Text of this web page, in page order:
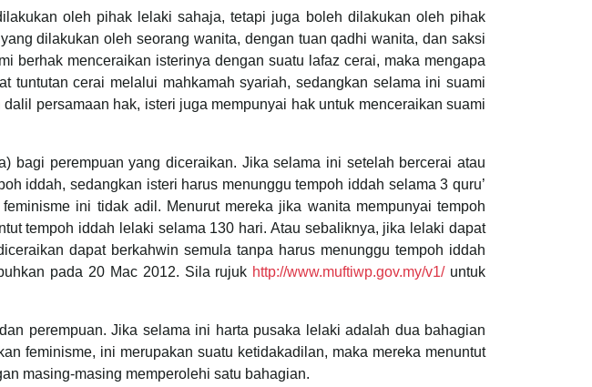
oleh pihak lelaki sahaja, tetapi juga boleh dilakukan oleh pihak
dilakukan oleh seorang wanita, dengan tuan qadhi wanita, dan saksi
berhak menceraikan isterinya dengan suatu lafaz cerai, maka mengapa
tuntutan cerai melalui mahkamah syariah, sedangkan selama ini suami
persamaan hak, isteri juga mempunyai hak untuk menceraikan suami
bagi perempuan yang diceraikan. Jika selama ini setelah bercerai atau
iddah, sedangkan isteri harus menunggu tempoh iddah selama 3 quru’
ini tidak adil. Menurut mereka jika wanita mempunyai tempoh
tempoh iddah lelaki selama 130 hari. Atau sebaliknya, jika lelaki dapat
dapat berkahwin semula tanpa harus menunggu tempoh iddah
pada 20 Mac 2012. Sila rujuk http://www.muftiwp.gov.my/v1/untuk
perempuan. Jika selama ini harta pusaka lelaki adalah dua bahagian
feminisme, ini merupakan suatu ketidakadilan, maka mereka menuntut
masing-masing memperolehi satu bahagian.